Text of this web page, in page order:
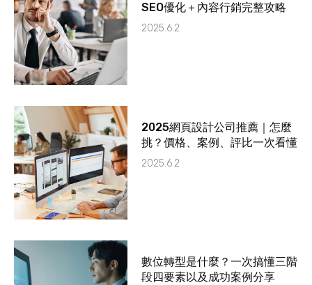
SEO優化＋內容行銷完整攻略
2025.6.2
2025網頁設計公司推薦｜怎麼
挑？價格、案例、評比一次看懂
2025.6.2
數位轉型是什麼？一次搞懂三階
段四要素以及成功案例分享